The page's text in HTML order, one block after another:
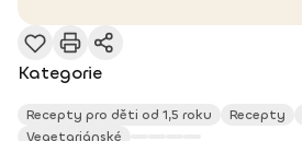
Kategorie
Recepty pro děti od 1,5 roku Recepty
Vegetariánské